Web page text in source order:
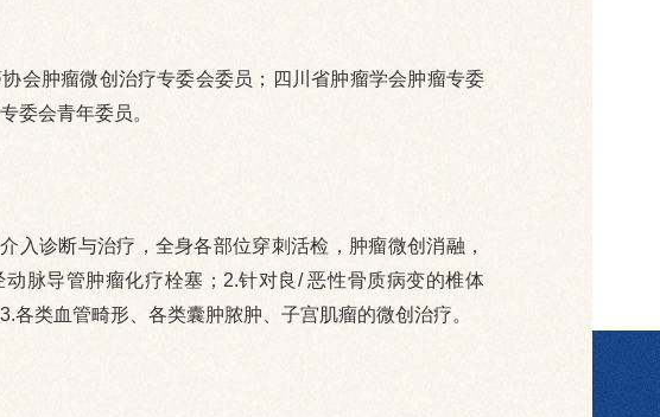
会肿瘤微创治疗专委会委员；四川省肿瘤学会肿瘤专委
委会青年委员。
入诊断与治疗，全身各部位穿刺活检，肿瘤微创消融，
脉导管肿瘤化疗栓塞；2.针对良/ 恶性骨质病变的椎体
各类血管畸形、各类囊肿脓肿、子宫肌瘤的微创治疗。